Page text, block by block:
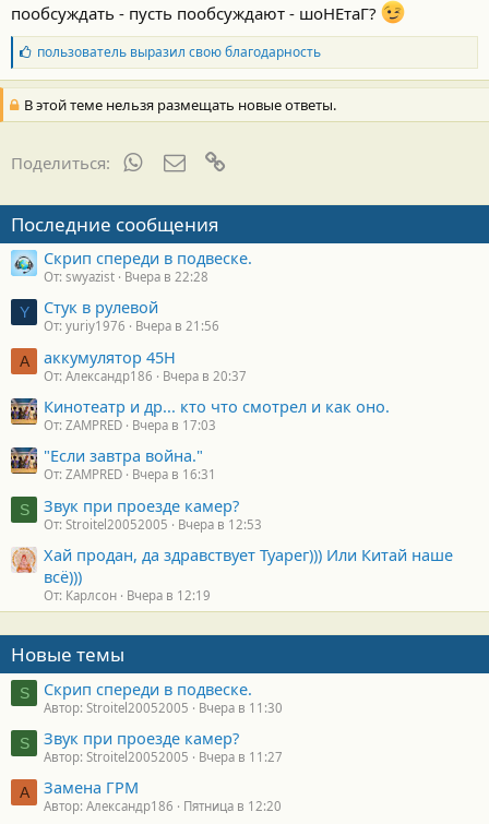
пообсуждать - пусть пообсуждают - шоНЕтаГ?
Б
л
а
г
о
р
о
с
т
:
пользовательвыразил свою благодарность
В этой теме нельзя размещать новые ответы.
Поделиться: WhatsAppЭлектронная почта
Последние сообщения
Скрип спереди в подвеске.
От: swyazist Вчера в 22:28
Y Стук в рулевой
От: yuriy1976 Вчера в 21:56
А аккумулятор 45H
От: Александр186 Вчера в 20:37
Кинотеатр и др... кто что смотрел и как оно.
От: ZAMPRED Вчера в 17:03
"Если завтра война."
От: ZAMPRED Вчера в 16:31
S Звук при проезде камер?
От: Stroitel20052005 Вчера в 12:53
Хай продан, да здравствует Туарег))) Или Китай наше
всё)))
От: Карлсон Вчера в 12:19
Новые темы
S Скрип спереди в подвеске.
Автор: Stroitel20052005 Вчера в 11:30
S Звук при проезде камер?
Автор: Stroitel20052005 Вчера в 11:27
А Замена ГРМ
Автор: Александр186 Пятница в 12:20